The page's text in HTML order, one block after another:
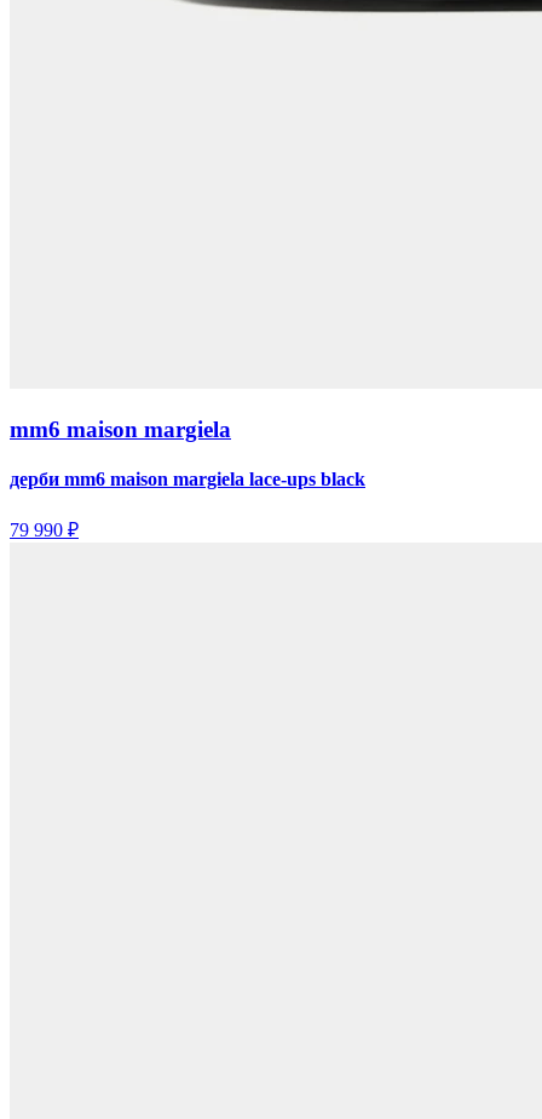
mm6 maison margiela
дерби mm6 maison margiela lace-ups black
79 990 ₽